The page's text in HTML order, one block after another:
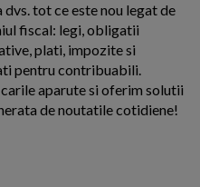
dvs. tot ce este nou legat de
fiscal: legi, obligatii
plati, impozite si
pentru contribuabili.
aparute si oferim solutii
de noutatile cotidiene!